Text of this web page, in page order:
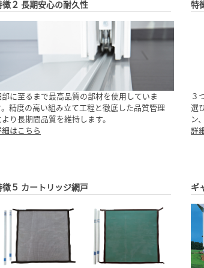
徴２ 長期安心の耐久性
部に至るまで最高品質の部材を使用していま
。精度の高い組み立て工程と徹底した品質管理
より長期間品質を維持します。
細はこちら
特
３
選
ン
詳
徴５ カートリッジ網戸 ギ